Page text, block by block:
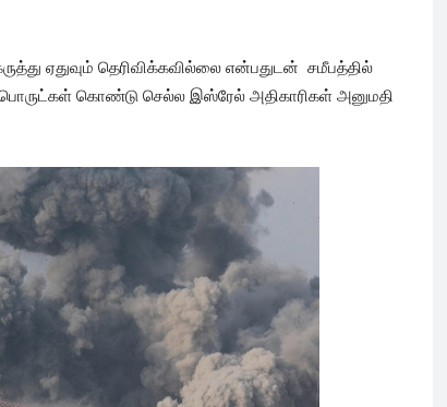
ஏதுவும் தெரிவிக்கவில்லை என்பதுடன் சமீபத்தில்
பொருட்கள் கொண்டு செல்ல இஸ்ரேல் அதிகாரிகள் அனுமதி